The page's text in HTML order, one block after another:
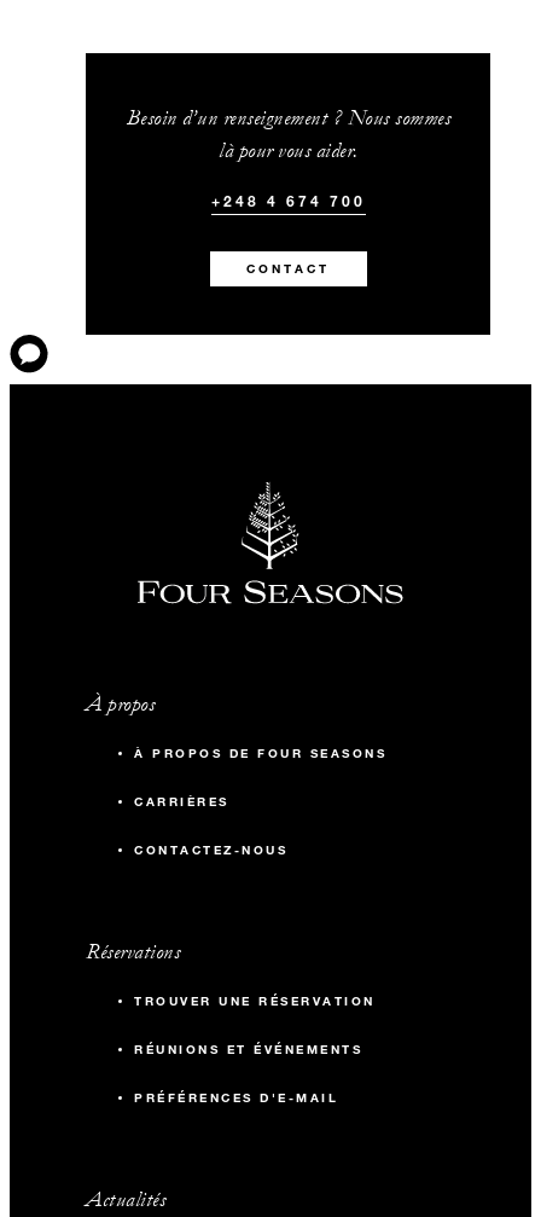
Besoin d’un renseignement ? Nous sommes
là pour vous aider.
+248 4 674 700
CONTACT
À propos
À PROPOS DE FOUR SEASONS
CARRIÈRES
CONTACTEZ-NOUS
Réservations
TROUVER UNE RÉSERVATION
RÉUNIONS ET ÉVÉNEMENTS
PRÉFÉRENCES D'E-MAIL
Actualités